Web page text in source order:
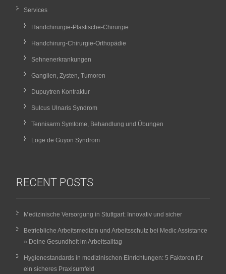
Services
Handchirurgie-Plastische-Chirurgie
Handchirurg-Chirurgie-Orthopädie
Sehnenerkrankungen
Ganglien, Zysten, Tumoren
Dupuytren Kontraktur
Sulcus Ulnaris Syndrom
Tennisarm Symtome, Behandlung und Übungen
Loge de Guyon Syndrom
RECENT POSTS
Medizinische Versorgung in Stuttgart: Innovativ und sicher
Betriebliche Arbeitsmedizin und Arbeitsschutz bei Medic Assistance
» Deine Gesundheit im Arbeitsalltag
Hygienestandards in medizinischen Einrichtungen: 5 Faktoren für
ein sicheres Praxisumfeld